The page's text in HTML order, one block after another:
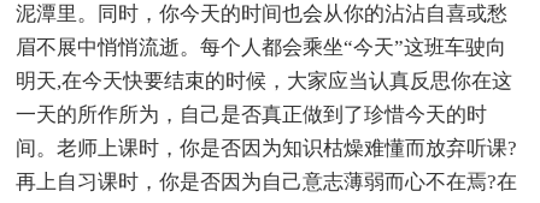
泥潭里。同时，你今天的时间也会从你的沾沾自喜或愁
眉不展中悄悄流逝。每个人都会乘坐“今天”这班车驶向
明天,在今天快要结束的时候，大家应当认真反思你在这
一天的所作所为，自己是否真正做到了珍惜今天的时
间。老师上课时，你是否因为知识枯燥难懂而放弃听课?
再上自习课时，你是否因为自己意志薄弱而心不在焉?在